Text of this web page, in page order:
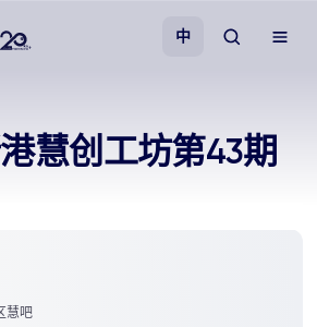
中
慧创工坊第43期
慧吧